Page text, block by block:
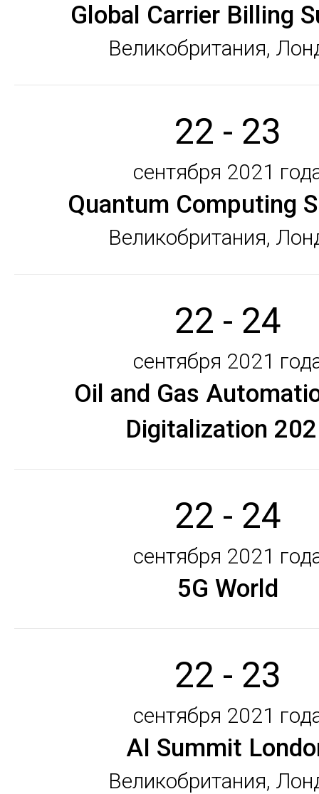
Global Carrier Billing
Великобритания,
22 - 23
сентября 2021
Quantum Computing
Великобритания,
22 - 24
сентября 2021
Oil and Gas
Digitalization
22 - 24
сентября 2021
5G World
22 - 23
сентября 2021
AI Summit
Великобритания,